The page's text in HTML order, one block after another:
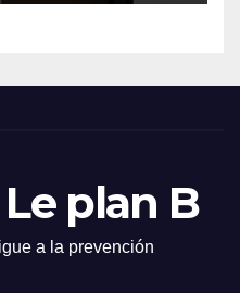
plan B
a la prevención